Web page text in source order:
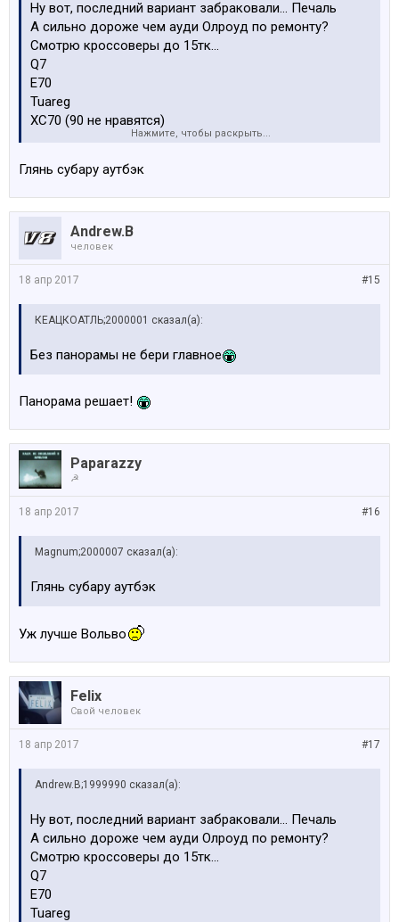
Ну вот, последний вариант забраковали... Печаль
А сильно дороже чем ауди Олроуд по ремонту?
Смотрю кроссоверы до 15тк...
Q7
E70
Tuareg
XC70 (90 не нравятся)
Навороты не нужны, типо кейлес и прочего ломучего
достаточно большой багажник! Кпп пох.
Что посоветуете (кроме шкоды)
Нажмите, чтобы раскрыть...
Глянь субару аутбэк
Andrew.B
человек
#15
18 апр 2017
КЕАЦКОАТЛЬ;2000001 сказал(а):
Без панорамы не бери главное
Панорама решает!
Paparazzy
☭
#16
18 апр 2017
Magnum;2000007 сказал(а):
Глянь субару аутбэк
Уж лучше Вольво
Felix
Свой человек
#17
18 апр 2017
Andrew.B;1999990 сказал(а):
Ну вот, последний вариант забраковали... Печаль
А сильно дороже чем ауди Олроуд по ремонту?
Смотрю кроссоверы до 15тк...
Q7
E70
Tuareg